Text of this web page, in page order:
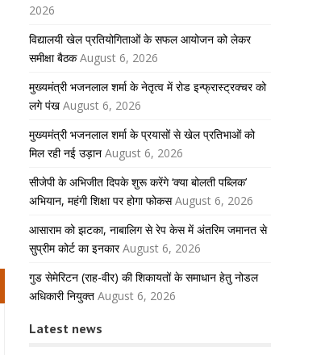
2026
विद्यालयी खेल प्रतियोगिताओं के सफल आयोजन को लेकर
समीक्षा बैठक August 6, 2026
मुख्यमंत्री भजनलाल शर्मा के नेतृत्व में रोड इन्फ्रास्ट्रक्चर को
लगे पंख August 6, 2026
मुख्यमंत्री भजनलाल शर्मा के प्रयासों से खेल प्रतिभाओं को
मिल रही नई उड़ान August 6, 2026
सीजेपी के अभिजीत दिपके शुरू करेंगे ‘क्या बोलती पब्लिक’
अभियान, महंगी शिक्षा पर होगा फोकस August 6, 2026
आसाराम को झटका, नाबालिग से रेप केस में अंतरिम जमानत से
सुप्रीम कोर्ट का इनकार August 6, 2026
गुड सेमेरिटन (राह-वीर) की शिकायतों के समाधान हेतु नोडल
अधिकारी नियुक्त August 6, 2026
Latest news